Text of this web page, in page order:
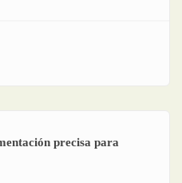
rayos X
precisa para